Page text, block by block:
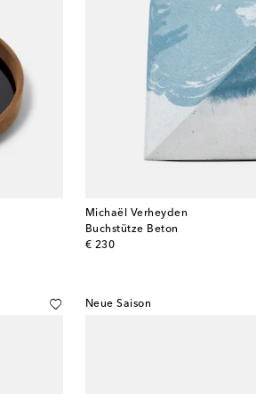
Michaël Verheyden
Buchstütze Beton
€ 230
original price
Neue Saison